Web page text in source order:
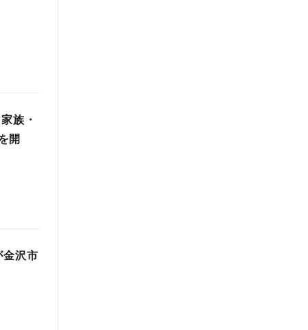
族・
開
金沢市